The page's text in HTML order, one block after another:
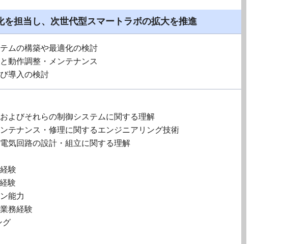
担当し、次世代型スマートラボの拡大を推進
ムの構築や最適化の検討
動作調整・メンテナンス
導入の検討
よびそれらの制御システムに関する理解
テナンス・修理に関するエンジニアリング技術
気回路の設計・組立に関する理解
験
験
能力
務経験
グ